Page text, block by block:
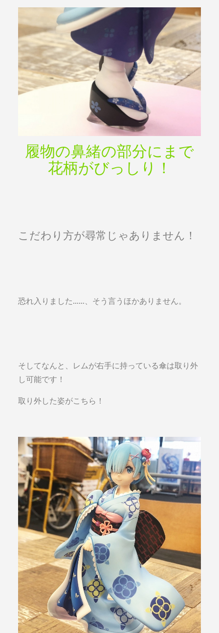
履物の鼻緒の部分にまで
花柄がびっしり！
こだわり方が尋常じゃありません！
恐れ入りました……、そう言うほかありません。
そしてなんと、レムが右手に持っている傘は取り外
し可能です！
取り外した姿がこちら！